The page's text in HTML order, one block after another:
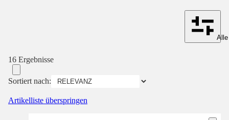
16 Ergebnisse
Sortiert nach:
Artikelliste überspringen